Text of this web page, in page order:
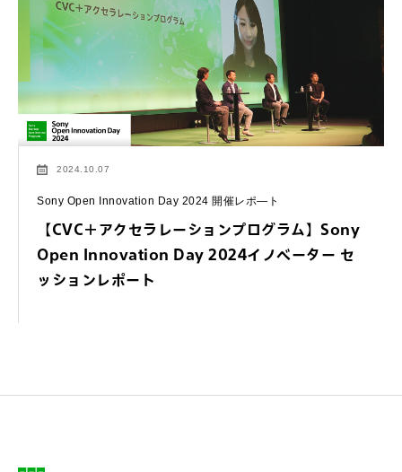
2024.10.07
Sony Open Innovation Day 2024 開催レポ―ト
【CVC＋アクセラレーションプログラム】Sony
Open Innovation Day 2024イノベーター セ
ッションレポート